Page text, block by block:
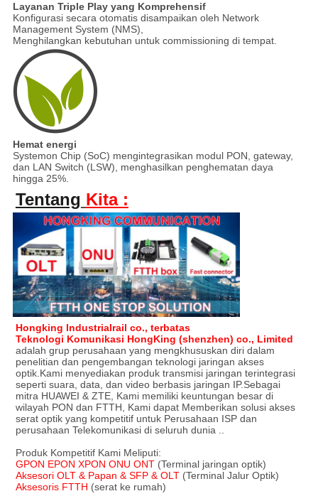
Layanan Triple Play yang Komprehensif
Konfigurasi secara otomatis disampaikan oleh Network
Management System (NMS),
Menghilangkan kebutuhan untuk commissioning di tempat.
Hemat energi
Systemon Chip (SoC) mengintegrasikan modul PON, gateway,
dan LAN Switch (LSW), menghasilkan penghematan daya
hingga 25%.
Tentang Kita :
Hongking Industrialrail co., terbatas
Teknologi Komunikasi HongKing (shenzhen) co., Limited
adalah grup perusahaan yang mengkhususkan diri dalam
penelitian dan pengembangan teknologi jaringan akses
optik.Kami menyediakan produk transmisi jaringan terintegrasi
seperti suara, data, dan video berbasis jaringan IP.Sebagai
mitra HUAWEI & ZTE, Kami memiliki keuntungan besar di
wilayah PON dan FTTH, Kami dapat Memberikan solusi akses
serat optik yang kompetitif untuk Perusahaan ISP dan
perusahaan Telekomunikasi di seluruh dunia ..
Produk Kompetitif Kami Meliputi:
GPON EPON XPON ONU ONT (Terminal jaringan optik)
Aksesori OLT & Papan & SFP & OLT (Terminal Jalur Optik)
Aksesoris FTTH (serat ke rumah)